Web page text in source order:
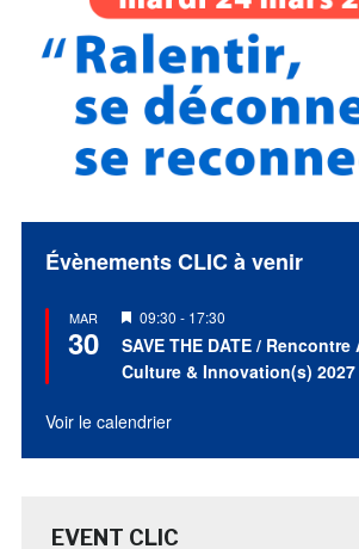
Évènements CLIC à venir
MAR
30
Mis
en
avant
09:30 - 17:30
SAVE THE DATE /
Culture & Innovation(s)
Voir le calendrier
EVENT CLIC